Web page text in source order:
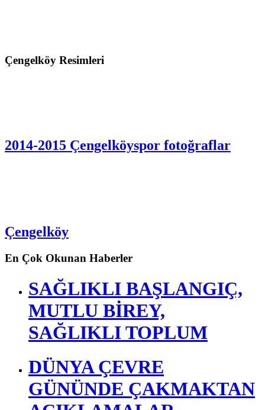
Çengelköy Resimleri
2014-2015 Çengelköyspor fotoğraflar
Çengelköy
En Çok Okunan Haberler
SAĞLIKLI BAŞLANGIÇ,
MUTLU BİREY,
SAĞLIKLI TOPLUM
DÜNYA ÇEVRE
GÜNÜNDE ÇAKMAKTAN